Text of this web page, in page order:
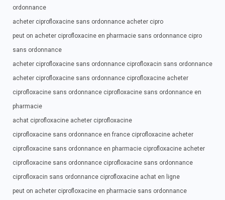
ordonnance
acheter ciprofloxacine sans ordonnance acheter cipro
peut on acheter ciprofloxacine en pharmacie sans ordonnance cipro
sans ordonnance
acheter ciprofloxacine sans ordonnance ciprofloxacin sans ordonnance
acheter ciprofloxacine sans ordonnance ciprofloxacine acheter
ciprofloxacine sans ordonnance ciprofloxacine sans ordonnance en
pharmacie
achat ciprofloxacine acheter ciprofloxacine
ciprofloxacine sans ordonnance en france ciprofloxacine acheter
ciprofloxacine sans ordonnance en pharmacie ciprofloxacine acheter
ciprofloxacine sans ordonnance ciprofloxacine sans ordonnance
ciprofloxacin sans ordonnance ciprofloxacine achat en ligne
peut on acheter ciprofloxacine en pharmacie sans ordonnance